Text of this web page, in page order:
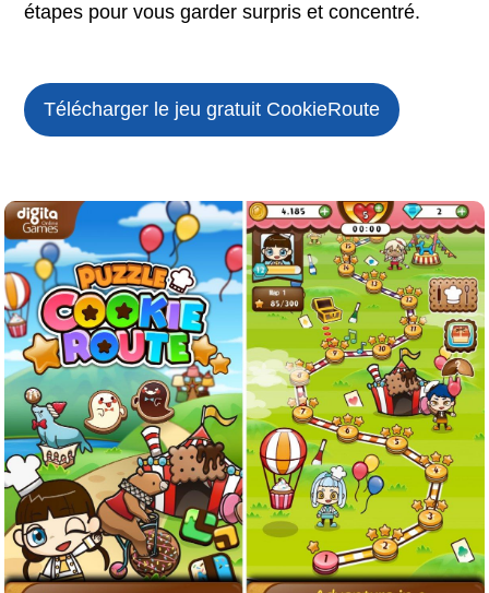
étapes pour vous garder surpris et concentré.
Télécharger le jeu gratuit CookieRoute